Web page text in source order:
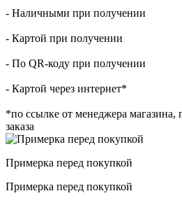
- Наличными при получении
- Картой при получении
- По QR-коду при получении
- Картой через интернет*
*по ссылке от менеджера магазина,
заказа
Примерка перед покупкой
Примерка перед покупкой